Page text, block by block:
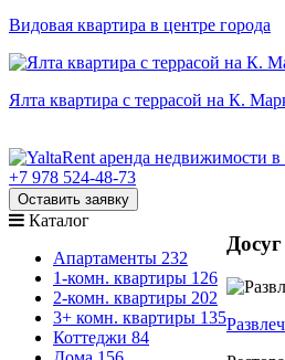
Видовая квартира в центре города
Ялта квартира с террасой на К.
+7 978 524-48-73
Оставить заявку
Каталог
Апартаменты 232
1-комн. квартиры 126
2-комн. квартиры 202
3+ комн. квартиры 135
Коттеджи 84